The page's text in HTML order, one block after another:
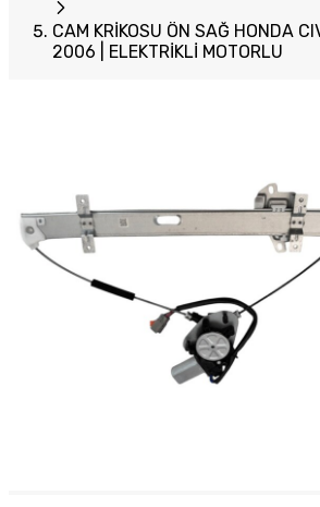
CAM KRİKOSU ÖN SAĞ HONDA
2006 | ELEKTRİKLİ MOTORLU